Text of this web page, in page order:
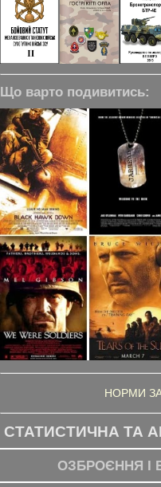
Що варто подивитись:
НОРМИ
СТАТИСТИЧНА ТА
ОЗБРОЄННЯ І